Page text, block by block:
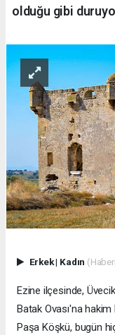
olduğu gibi
Erkek| Kadın
Ezine ilçesinde,
Batak Ovası'na
Paşa Köşkü, bugün